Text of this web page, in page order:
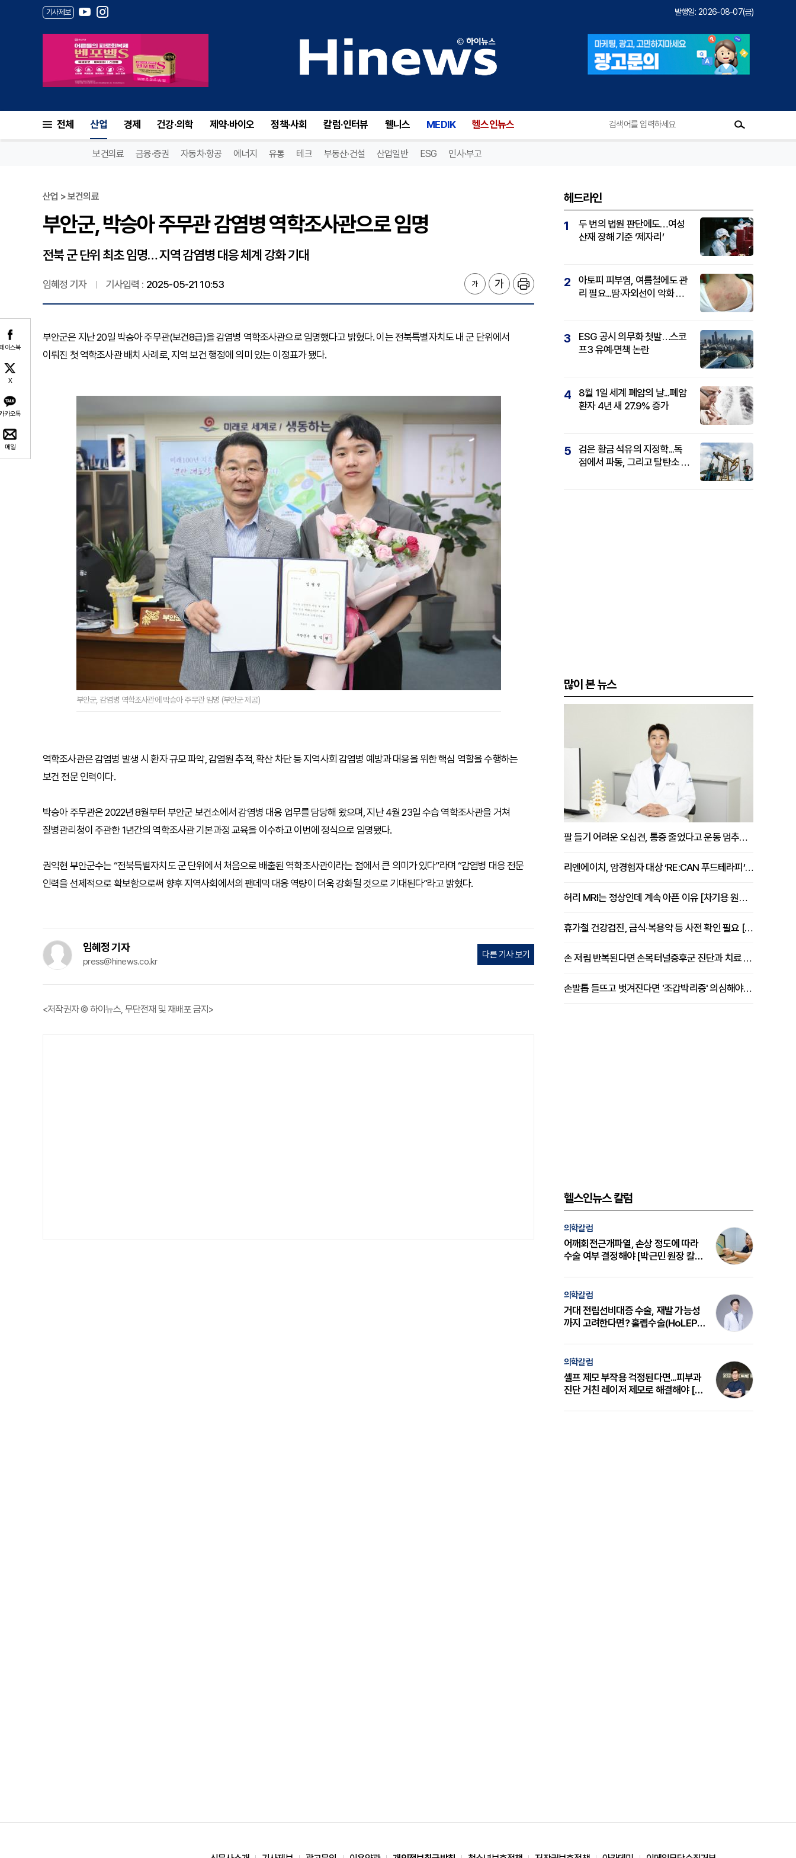
기사제보 발행일: 2026-08-07(금)
전체 산업 경제 건강·의학 제약·바이오 정책·사회 칼럼·인터뷰 웰니스 MEDIK 헬스인뉴스
보건의료 금융·증권 자동차·항공 에너지 유통 테크 부동산·건설 산업일반 ESG 인사·부고
이스북
X
카오톡
메일
산업 > 보건의료
부안군, 박승아 주무관 감염병 역학조사관으로 임명
전북 군 단위 최초 임명… 지역 감염병 대응 체계 강화 기대
임혜정 기자 기사입력 : 2025-05-21 10:53
부안군은 지난 20일 박승아 주무관(보건8급)을 감염병 역학조사관으로 임명했다고 밝혔다. 이는 전북특별자치도 내 군 단위에서
이뤄진 첫 역학조사관 배치 사례로, 지역 보건 행정에 의미 있는 이정표가 됐다.
부안군, 감염병 역학조사관에 박승아 주무관 임명 (부안군 제공)
역학조사관은 감염병 발생 시 환자 규모 파악, 감염원 추적, 확산 차단 등 지역사회 감염병 예방과 대응을 위한 핵심 역할을 수행하는
보건 전문 인력이다.
박승아 주무관은 2022년 8월부터 부안군 보건소에서 감염병 대응 업무를 담당해 왔으며, 지난 4월 23일 수습 역학조사관을 거쳐
질병관리청이 주관한 1년간의 역학조사관 기본과정 교육을 이수하고 이번에 정식으로 임명됐다.
권익현 부안군수는 “전북특별자치도 군 단위에서 처음으로 배출된 역학조사관이라는 점에서 큰 의미가 있다”라며 “감염병 대응 전문
인력을 선제적으로 확보함으로써 향후 지역사회에서의 팬데믹 대응 역량이 더욱 강화될 것으로 기대된다”라고 밝혔다.
임혜정 기자
press@hinews.co.kr
다른 기사 보기
<저작권자 © 하이뉴스, 무단전재 및 재배포 금지>
헤드라인
1
두 번의 법원 판단에도…여성
산재 장해 기준 ‘제자리’
2
아토피 피부염, 여름철에도 관
리 필요...땀·자외선이 악화 요
3
ESG 공시 의무화 첫발…스코
프3 유예·면책 논란
4
8월 1일 세계 폐암의 날...폐암
환자 4년 새 27.9% 증가
5
검은 황금 석유의 지정학...독
점에서 파동, 그리고 탈탄소 패
많이 본 뉴스
팔 들기 어려운 오십견, 통증 줄었다고 운동 멈추면 안 되는 이유 [이병욱 원장 칼럼]
리엔에이치, 암경험자 대상 ‘RE:CAN 푸드테라피’ 운영
허리 MRI는 정상인데 계속 아픈 이유 [차기용 원장 칼럼]
휴가철 건강검진, 금식·복용약 등 사전 확인 필요 [정도감 원장 칼럼]
손 저림 반복된다면 손목터널증후군 진단과 치료 시기 살펴야 [김동현 원장 칼럼]
손발톱 들뜨고 벗겨진다면 '조갑박리증' 의심해야 [김철윤 원장 칼럼]
헬스인뉴스 칼럼
의학칼럼
어깨회전근개파열, 손상 정도에 따라
수술 여부 결정해야 [박근민 원장 칼
의학칼럼
거대 전립선비대증 수술, 재발 가능성
까지 고려한다면? 홀렙수술(HoLEP)
의학칼럼
셀프 제모 부작용 걱정된다면...피부과
진단 거친 레이저 제모로 해결해야 [변